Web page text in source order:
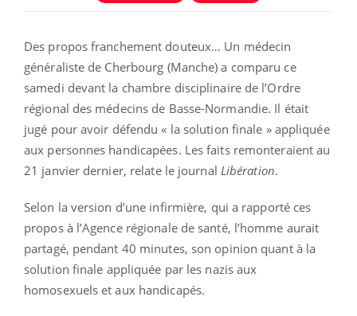
Des propos franchement douteux… Un médecin
généraliste de Cherbourg (Manche) a comparu ce
samedi devant la chambre disciplinaire de l’Ordre
régional des médecins de Basse-Normandie. Il était
jugé pour avoir défendu « la solution finale » appliquée
aux personnes handicapées. Les faits remonteraient au
21 janvier dernier, relate le journal Libération.
Selon la version d’une infirmière, qui a rapporté ces
propos à l’Agence régionale de santé, l’homme aurait
partagé, pendant 40 minutes, son opinion quant à la
solution finale appliquée par les nazis aux
homosexuels et aux handicapés.